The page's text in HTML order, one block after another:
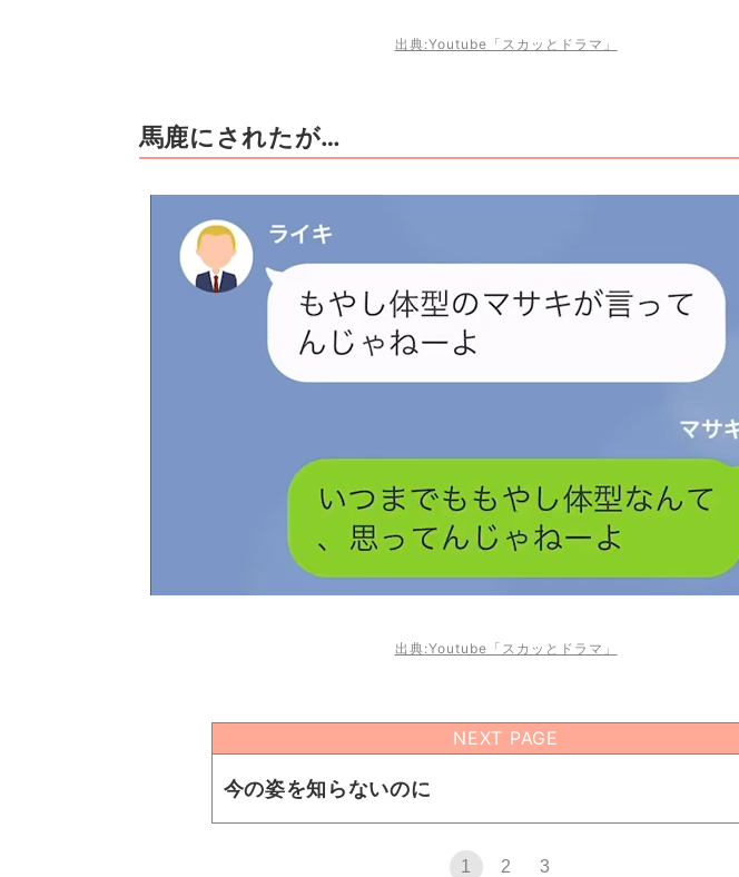
出典:Youtube「スカッとドラマ」
馬鹿にされたが…
出典:Youtube「スカッとドラマ」
NEXT PAGE
今の姿を知らないのに
1 2 3